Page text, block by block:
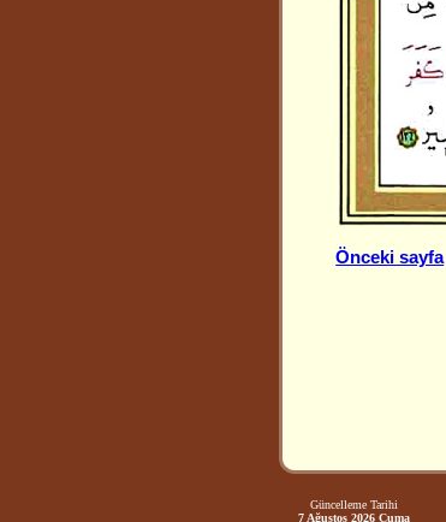
Önceki sayfa
Güncelleme Tarihi
7 Ağustos 2026 Cuma